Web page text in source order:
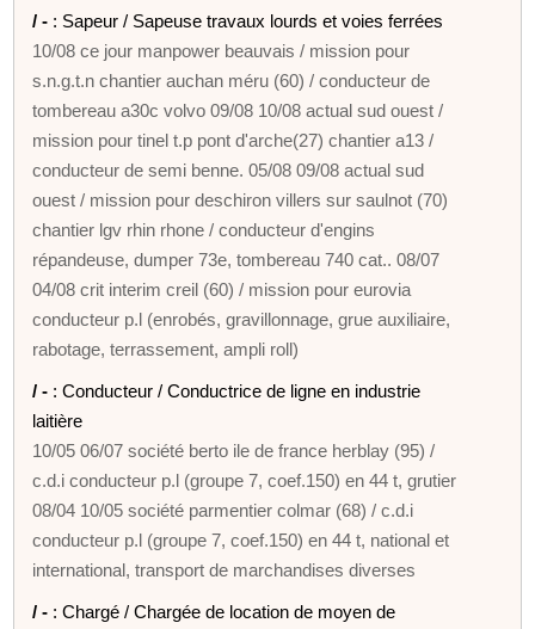
/ - : Sapeur / Sapeuse travaux lourds et voies ferrées
10/08 ce jour manpower beauvais / mission pour
s.n.g.t.n chantier auchan méru (60) / conducteur de
tombereau a30c volvo 09/08 10/08 actual sud ouest /
mission pour tinel t.p pont d'arche(27) chantier a13 /
conducteur de semi benne. 05/08 09/08 actual sud
ouest / mission pour deschiron villers sur saulnot (70)
chantier lgv rhin rhone / conducteur d'engins
répandeuse, dumper 73e, tombereau 740 cat.. 08/07
04/08 crit interim creil (60) / mission pour eurovia
conducteur p.l (enrobés, gravillonnage, grue auxiliaire,
rabotage, terrassement, ampli roll)
/ - : Conducteur / Conductrice de ligne en industrie
laitière
10/05 06/07 société berto ile de france herblay (95) /
c.d.i conducteur p.l (groupe 7, coef.150) en 44 t, grutier
08/04 10/05 société parmentier colmar (68) / c.d.i
conducteur p.l (groupe 7, coef.150) en 44 t, national et
international, transport de marchandises diverses
/ - : Chargé / Chargée de location de moyen de